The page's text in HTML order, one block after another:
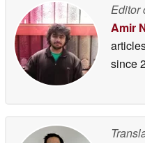
Editor
Amir
since